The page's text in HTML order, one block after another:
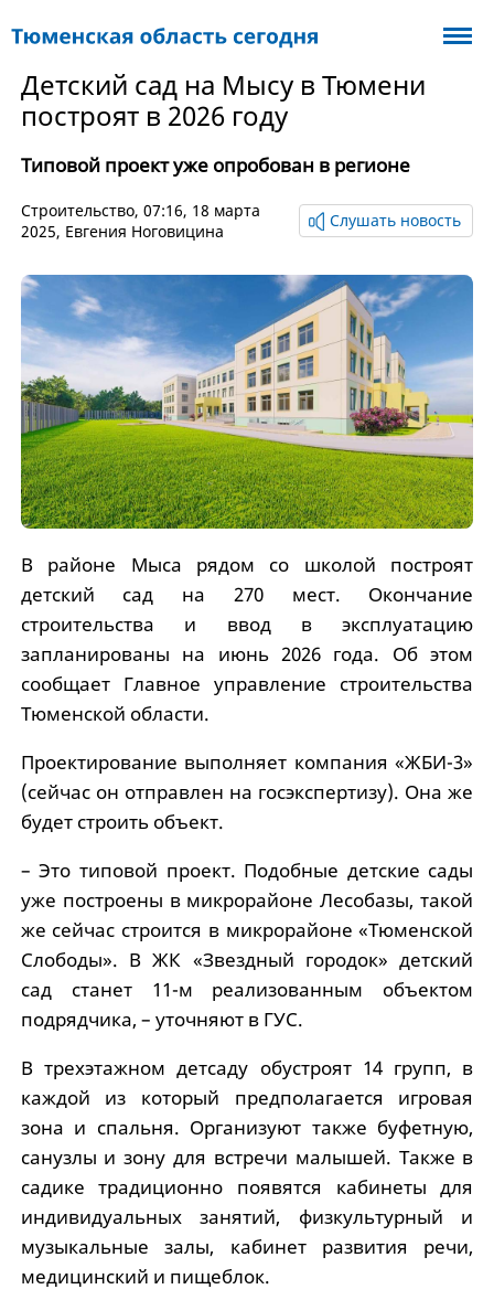
Детский сад на Мысу в Тюмени
построят в 2026 году
Типовой проект уже опробован в регионе
Cтроительство, 07:16, 18 марта
2025, Евгения Ноговицина
Слушать новость
В районе Мыса рядом со школой построят
детский сад на 270 мест. Окончание
строительства и ввод в эксплуатацию
запланированы на июнь 2026 года. Об этом
сообщает Главное управление строительства
Тюменской области.
Проектирование выполняет компания «ЖБИ-3»
(сейчас он отправлен на госэкспертизу). Она же
будет строить объект.
– Это типовой проект. Подобные детские сады
уже построены в микрорайоне Лесобазы, такой
же сейчас строится в микрорайоне «Тюменской
Слободы». В ЖК «Звездный городок» детский
сад станет 11-м реализованным объектом
подрядчика, – уточняют в ГУС.
В трехэтажном детсаду обустроят 14 групп, в
каждой из который предполагается игровая
зона и спальня. Организуют также буфетную,
санузлы и зону для встречи малышей. Также в
садике традиционно появятся кабинеты для
индивидуальных занятий, физкультурный и
музыкальные залы, кабинет развития речи,
медицинский и пищеблок.